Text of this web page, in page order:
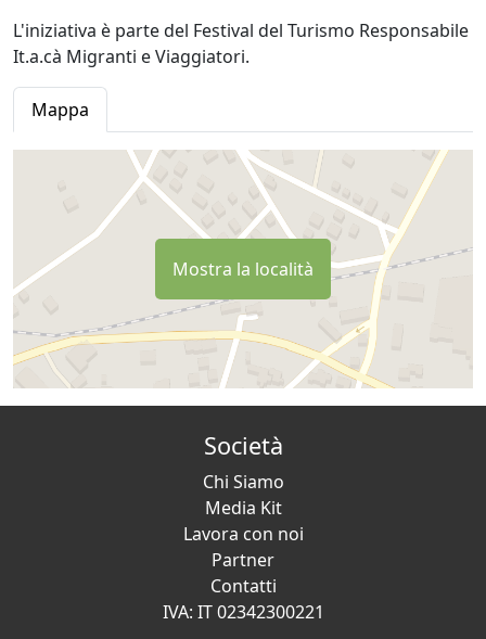
L'iniziativa è parte del Festival del Turismo Responsabile
It.a.cà Migranti e Viaggiatori.
Mappa
Mostra la località
Società
Chi Siamo
Media Kit
Lavora con noi
Partner
Contatti
IVA: IT 02342300221